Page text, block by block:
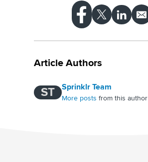
Article Authors
ST Sprinklr Team
More posts from this author